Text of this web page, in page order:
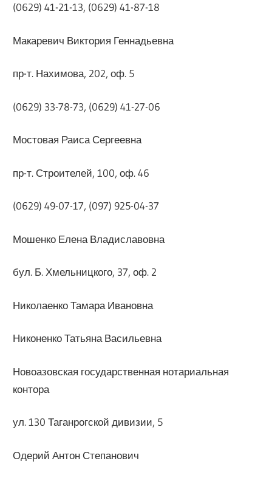
(0629) 41-21-13, (0629) 41-87-18
Макаревич Виктория Геннадьевна
пр-т. Нахимова, 202, оф. 5
(0629) 33-78-73, (0629) 41-27-06
Мостовая Раиса Сергеевна
пр-т. Строителей, 100, оф. 46
(0629) 49-07-17, (097) 925-04-37
Мошенко Елена Владиславовна
бул. Б. Хмельницкого, 37, оф. 2
Николаенко Тамара Ивановна
Никоненко Татьяна Васильевна
Новоазовская государственная нотариальная
контора
ул. 130 Таганрогской дивизии, 5
Одерий Антон Степанович